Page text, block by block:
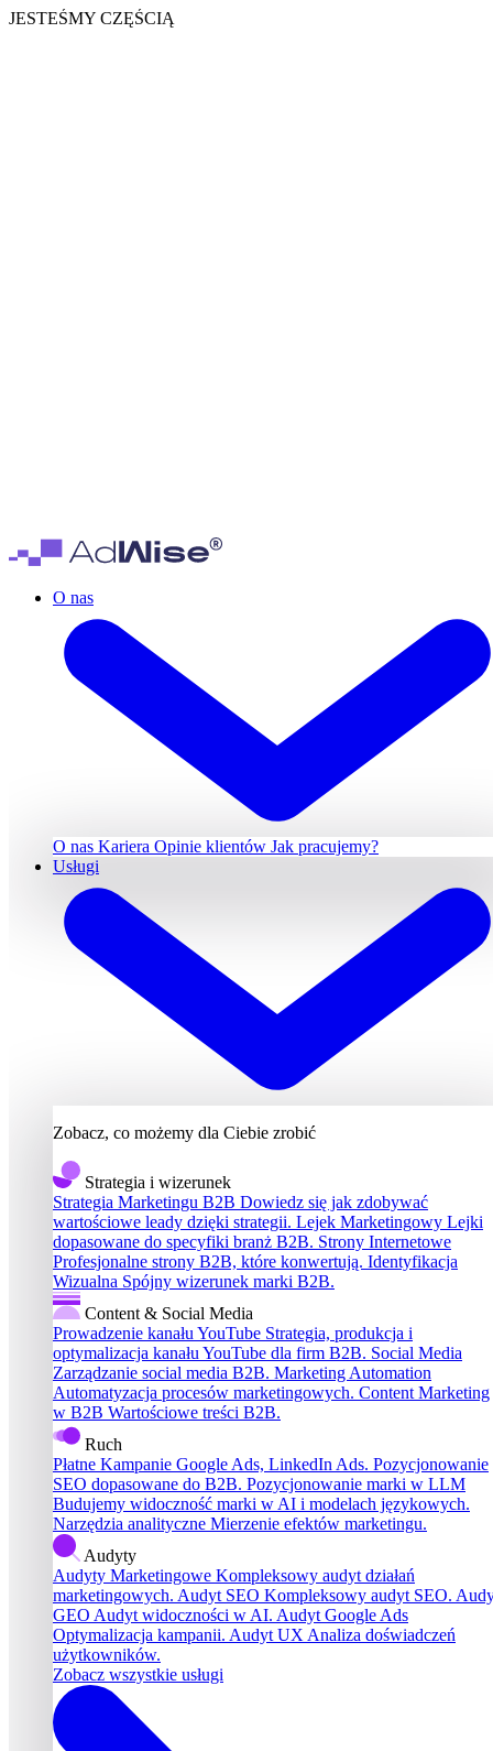
JESTEŚMY CZĘŚCIĄ
O nas
O nas Kariera Opinie klientów Jak pracujemy?
Usługi
Zobacz, co możemy dla Ciebie zrobić
Strategia i wizerunek
Strategia Marketingu B2B Dowiedz się jak zdobywać
wartościowe leady dzięki strategii. Lejek Marketingowy Lejki
dopasowane do specyfiki branż B2B. Strony Internetowe
Profesjonalne strony B2B, które konwertują. Identyfikacja
Wizualna Spójny wizerunek marki B2B.
Content & Social Media
Prowadzenie kanału YouTube Strategia, produkcja i
optymalizacja kanału YouTube dla firm B2B. Social Media
Zarządzanie social media B2B. Marketing Automation
Automatyzacja procesów marketingowych. Content Marketing
w B2B Wartościowe treści B2B.
Ruch
Płatne Kampanie Google Ads, LinkedIn Ads. Pozycjonowanie
SEO dopasowane do B2B. Pozycjonowanie marki w LLM
Budujemy widoczność marki w AI i modelach językowych.
Narzędzia analityczne Mierzenie efektów marketingu.
Audyty
Audyty Marketingowe Kompleksowy audyt działań
marketingowych. Audyt SEO Kompleksowy audyt SEO.
GEO Audyt widoczności w AI. Audyt Google Ads
Optymalizacja kampanii. Audyt UX Analiza doświadczeń
użytkowników.
Zobacz wszystkie usługi